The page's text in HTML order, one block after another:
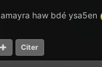
amayra haw bdé ysa5en
Citer